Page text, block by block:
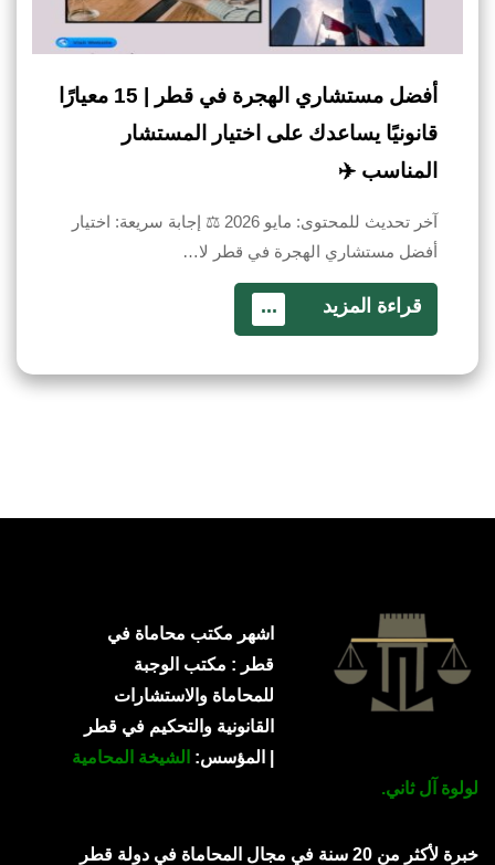
أفضل مستشاري الهجرة في قطر | 15 معيارًا
قانونيًا يساعدك على اختيار المستشار
المناسب ✈️
آخر تحديث للمحتوى: مايو 2026 ⚖️ إجابة سريعة: اختيار
أفضل مستشاري الهجرة في قطر لا…
قراءة المزيد ...
اشهر مكتب محاماة في
قطر : مكتب الوجبة
للمحاماة والاستشارات
القانونية والتحكيم في قطر
| المؤسس: الشيخة المحامية
لولوة آل ثاني.
خبرة لأكثر من 20 سنة في مجال المحاماة في دولة قطر